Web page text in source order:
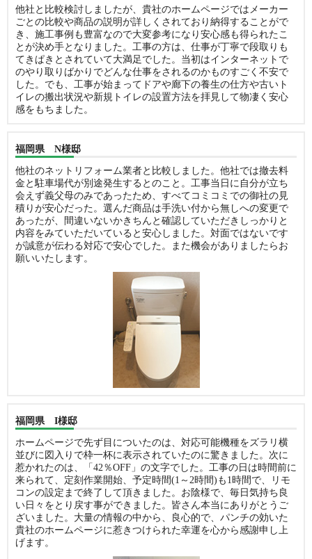
他社と比較検討しましたが、貴社のホームページではメーカー
ごとの比較や商品の説明が詳しくされており納得することがで
き、施工事例も豊富なので大変参考になり安心感も得られたこ
とが決め手となりました。工事の方は、仕事が丁寧で段取りも
てきぱきとされていて大満足でした。当初はインターネットで
のやり取りばかりでどんな仕事をされるのかものすごく不安で
した。でも、工事が始まってドアや廊下の養生の仕方や古いト
イレの搬出状況や新規トイレの設置方法を拝見して物凄く安心
感をもちました。
福岡県 N様邸
他社のネットリフォーム業者と比較しました。他社では撤去料
金と駐車場代が別途発生するとのこと。工事当日に自分が立ち
会えず義父母のみであったため、すべてコミコミでの御社の見
積りが安心だった。選んだ商品は手洗い付から無しへの変更で
あったが、間違いないかきちんと確認していただきしっかりと
内容をみていただいていると安心しました。対面ではないです
が誠意が伝わる対応で安心でした。また機会がありましたらお
願いいたします。
福岡県 I様邸
ホームページで先ず目についたのは、対応可能機種をズラリ横
並びに図入りで枠一杯に表示されていたのに驚きました。次に
惹かれたのは、「42％OFF」の文字でした。工事の日は時間前に
来られて、定刻作業開始、予定時間(1～2時間)も1時間で、リモ
コンの設定まで終了して頂きました。お陰様で、毎日気持ち良
い日々をとり戻す事ができました。皆さん本当にありがとうご
ざいました。大量の情報の中から、良心的で、パンチの効いた
貴社のホームページに惹きつけられた幸運を心から感謝申し上
げます。